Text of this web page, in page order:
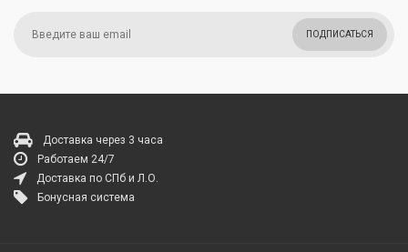
ПОДПИСАТЬСЯ
Доставка через 3 часа
Работаем 24/7
Доставка по СПб и Л.О.
Бонусная система